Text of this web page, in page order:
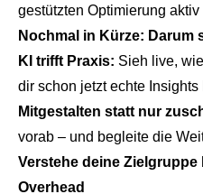
gestützten Optimierung
Nochmal in Kürze: Darum
KI trifft Praxis: Sieh live,
dir schon jetzt echte Insights
Mitgestalten statt nur
vorab – und begleite die
Verstehe deine
Overhead